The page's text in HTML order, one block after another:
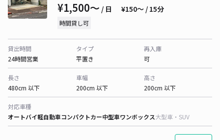
¥1,500〜 / 日 ¥150〜 / 15分
時間貸し可
貸出時間
24時間営業
タイプ
平置き
再入庫
可
長さ
480cm 以下
車幅
200cm 以下
高さ
200cm 以下
対応車種
オートバイ軽自動車コンパクトカー中型車ワンボックス大型車・SUV